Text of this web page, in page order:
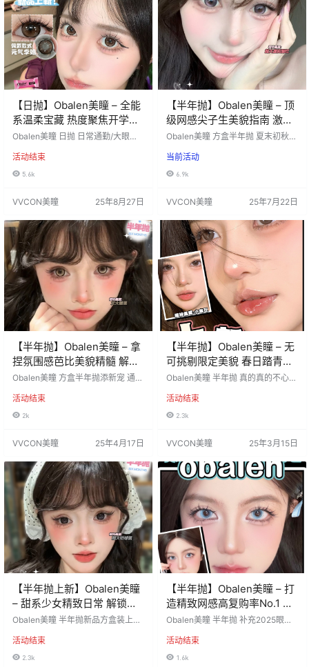
【日抛】Obalen美瞳 – 全能
系温柔宝藏 热度聚焦开学狂
欢季
Obalen美瞳 日抛 日常通勤/大眼萌
购值得 ！ 自带生命力！拥有必出片
的美丽！ 不干涩不磨眼舒适度max
器+润眼液） 活动时间：2025年8月
======== 发货地区：安徽宿州 佩
戴周期：日抛（1盒10片装）…
活动结束
5.6k
VVCON美瞳 25年8月27日
【半年抛】Obalen美瞳 – 顶
级网感尖子生美貌指南 激活
夏季高清颜值
Obalen美瞳 方盒半年抛 夏末初秋有
高透氧更舒适 全方位满足 就是既要
又要还要！ 全系列绝对值得无限回
拟腮红# 叮咚！您的少女感体验卡已
早…
当前活动
6.9k
VVCON美瞳 25年7月22日
【半年抛】Obalen美瞳 – 拿
捏氛围感芭比美貌精髓 解锁
早春少女OOTD
Obalen美瞳 方盒半年抛添新宠 通
🍒#危险萝莉 优雅芭比娃娃瞳👑#猫
眼牛仔 doll感颜值尖子生👀#厚乳啵
包美美出片 活动价：68/1副，88/2
盒+太阳花免胶假睫毛+欧巴兰…
活动结束
2k
VVCON美瞳 25年4月17日
【半年抛】Obalen美瞳 – 无
可挑剔限定美貌 春日踏青装
备指南
Obalen美瞳 半年抛 真的真的不心动
网最佳的性价比必囤眼珠珠 心动到
爆炸的巅峰让利福利款 活动价：68/
3月15日-结束 ========⭐发货详
州 佩戴周期：年抛/半年抛 默认快
递：中通邮政 含水量：38%…
活动结束
2.3k
VVCON美瞳 25年3月15日
【半年抛上新】Obalen美瞳
– 甜系少女精致日常 解锁早
春少女感OOTD
Obalen美瞳 半年抛新品方盒装上新
系列上线 #超大芭比学院粉#超大芭
比学院黑灰#超大芭比学院绿 #超大
奶球黑#超大童颜芭比#超大甜心芭
活动结束
2.3k
【半年抛】Obalen美瞳 – 打
造精致网感高复购率No.1 春
日视觉体验官
Obalen美瞳 半年抛 补充2025眼神
🌊极品洋气的海王蓝瞳 绝佳囤货好
时机😱纯福利 活动价：68/2副，88/
4副 活动时间：2025年2月13日-结
活动结束
1.6k